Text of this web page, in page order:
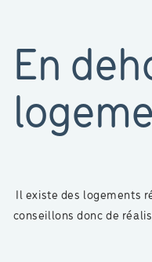
En
Il existe des logements
conseillons donc de